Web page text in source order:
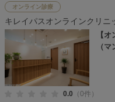
オンライン診療
キレイパスオンラインクリニ
【
（
0.0 （0件）